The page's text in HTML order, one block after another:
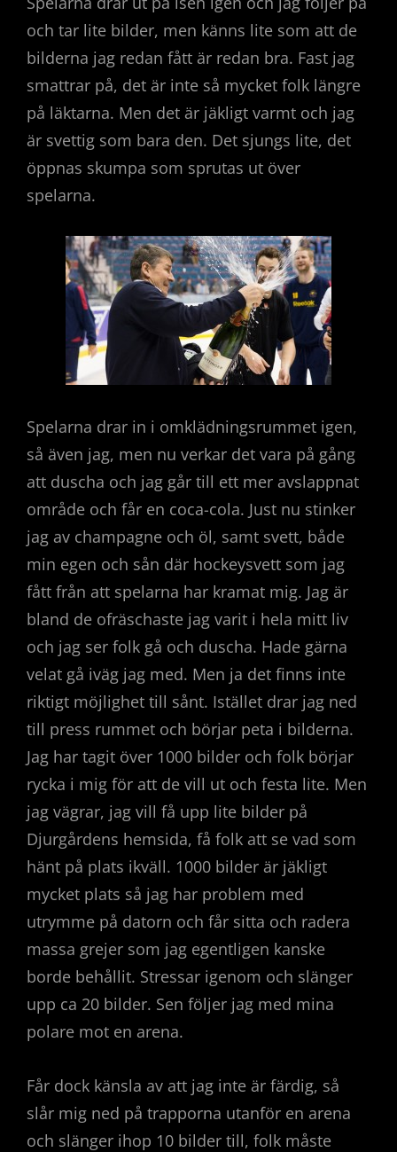
och tar lite bilder, men känns lite som att de
bilderna jag redan fått är redan bra. Fast jag
smattrar på, det är inte så mycket folk längre
på läktarna. Men det är jäkligt varmt och jag
är svettig som bara den. Det sjungs lite, det
öppnas skumpa som sprutas ut över
spelarna.
Spelarna drar in i omklädningsrummet igen,
så även jag, men nu verkar det vara på gång
att duscha och jag går till ett mer avslappnat
område och får en coca-cola. Just nu stinker
jag av champagne och öl, samt svett, både
min egen och sån där hockeysvett som jag
fått från att spelarna har kramat mig. Jag är
bland de ofräschaste jag varit i hela mitt liv
och jag ser folk gå och duscha. Hade gärna
velat gå iväg jag med. Men ja det finns inte
riktigt möjlighet till sånt. Istället drar jag ned
till press rummet och börjar peta i bilderna.
Jag har tagit över 1000 bilder och folk börjar
rycka i mig för att de vill ut och festa lite. Men
jag vägrar, jag vill få upp lite bilder på
Djurgårdens hemsida, få folk att se vad som
hänt på plats ikväll. 1000 bilder är jäkligt
mycket plats så jag har problem med
utrymme på datorn och får sitta och radera
massa grejer som jag egentligen kanske
borde behållit. Stressar igenom och slänger
upp ca 20 bilder. Sen följer jag med mina
polare mot en arena.
Får dock känsla av att jag inte är färdig, så
slår mig ned på trapporna utanför en arena
och slänger ihop 10 bilder till, folk måste